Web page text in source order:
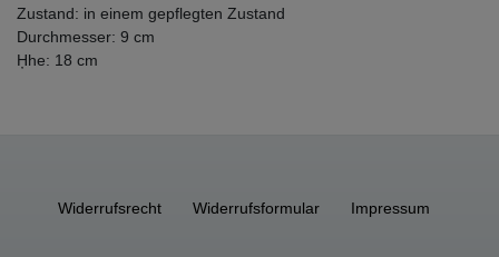
Zustand: in einem gepflegten Zustand
Durchmesser: 9 cm
H̦he: 18 cm
Widerrufs­recht Widerrufs­formular Impressum